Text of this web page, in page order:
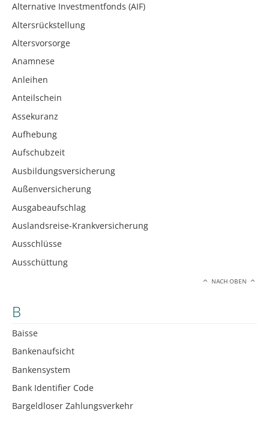
Alternative Investmentfonds (AIF)
Altersrückstellung
Altersvorsorge
Anamnese
Anleihen
Anteilschein
Assekuranz
Aufhebung
Aufschubzeit
Ausbildungsversicherung
Außenversicherung
Ausgabeaufschlag
Auslandsreise-Krankversicherung
Ausschlüsse
Ausschüttung
NACH OBEN
B
Baisse
Bankenaufsicht
Bankensystem
Bank Identifier Code
Bargeldloser Zahlungsverkehr